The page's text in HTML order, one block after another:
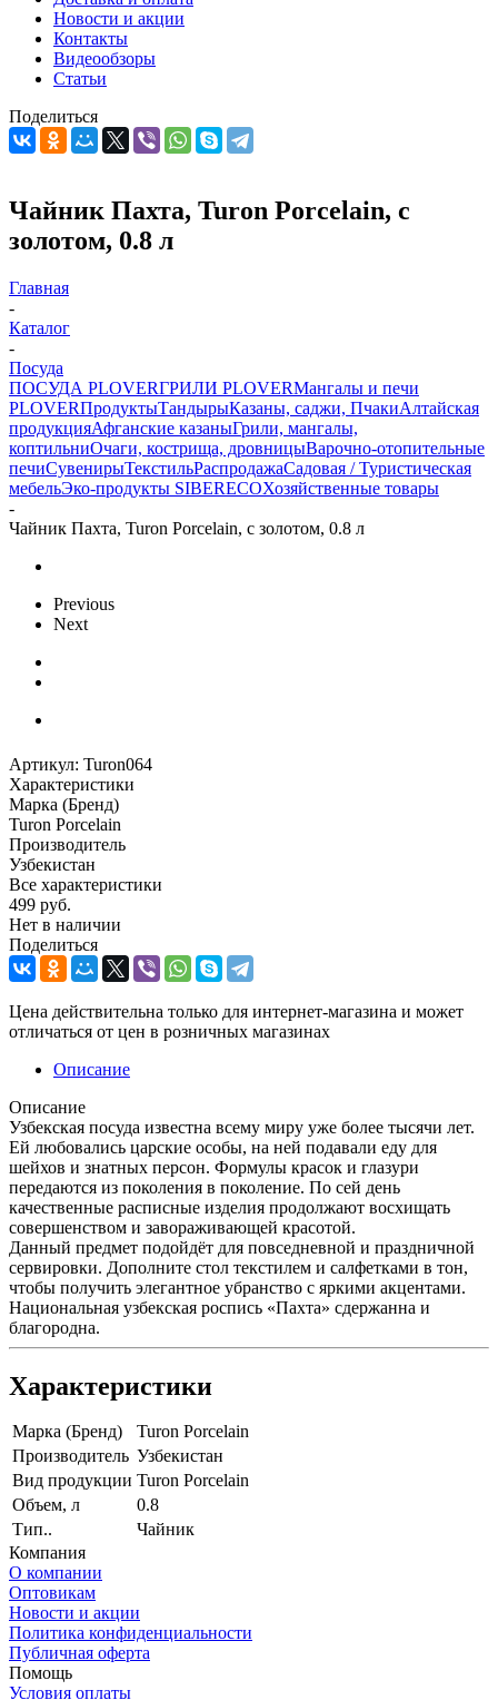
Новости и акции
Контакты
Видеообзоры
Статьи
Поделиться
Чайник Пахта, Turon Porcelain, с
золотом, 0.8 л
Главная
-
Каталог
-
Посуда
ПОСУДА PLOVERГРИЛИ PLOVERМангалы и печи
PLOVERПродуктыТандырыКазаны, саджи, ПчакиАлтайская
продукцияАфганские казаныГрили, мангалы,
коптильниОчаги, кострища, дровницыВарочно-отопительные
печиСувенирыТекстильРаспродажаСадовая / Туристическая
мебельЭко-продукты SIBERECOХозяйственные товары
-
Чайник Пахта, Turon Porcelain, с золотом, 0.8 л
Previous
Next
Артикул: Turon064
Характеристики
Марка (Бренд)
Turon Porcelain
Производитель
Узбекистан
Все характеристики
499 руб.
Нет в наличии
Поделиться
Цена действительна только для интернет-магазина и может
отличаться от цен в розничных магазинах
Описание
Описание
Узбекская посуда известна всему миру уже более тысячи лет.
Ей любовались царские особы, на ней подавали еду для
шейхов и знатных персон. Формулы красок и глазури
передаются из поколения в поколение. По сей день
качественные расписные изделия продолжают восхищать
совершенством и завораживающей красотой.
Данный предмет подойдёт для повседневной и праздничной
сервировки. Дополните стол текстилем и салфетками в тон,
чтобы получить элегантное убранство с яркими акцентами.
Национальная узбекская роспись «Пахта» сдержанна и
благородна.
Характеристики
Марка (Бренд)
Turon Porcelain
Производитель Узбекистан
Вид продукции Turon Porcelain
Объем, л
0.8
Тип..
Чайник
Компания
О компании
Оптовикам
Новости и акции
Политика конфиденциальности
Публичная оферта
Помощь
Условия оплаты